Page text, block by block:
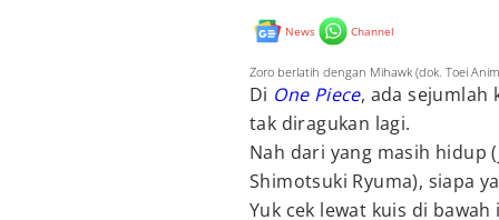
News Channel
Zoro berlatih dengan Mihawk (dok. Toei
Di One Piece, ada sejumlah
tak diragukan lagi.
Nah dari yang masih hidup
Shimotsuki Ryuma), siapa
Yuk cek lewat kuis di bawah